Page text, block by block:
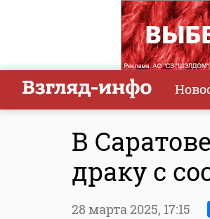
В
драку с
28 марта 2025, 17:15